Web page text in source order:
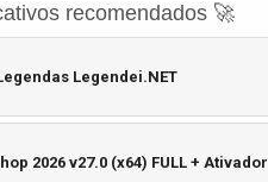
recomendados 🚀
Legendei.NET
2026 v27.0 (x64) FULL + Ativador